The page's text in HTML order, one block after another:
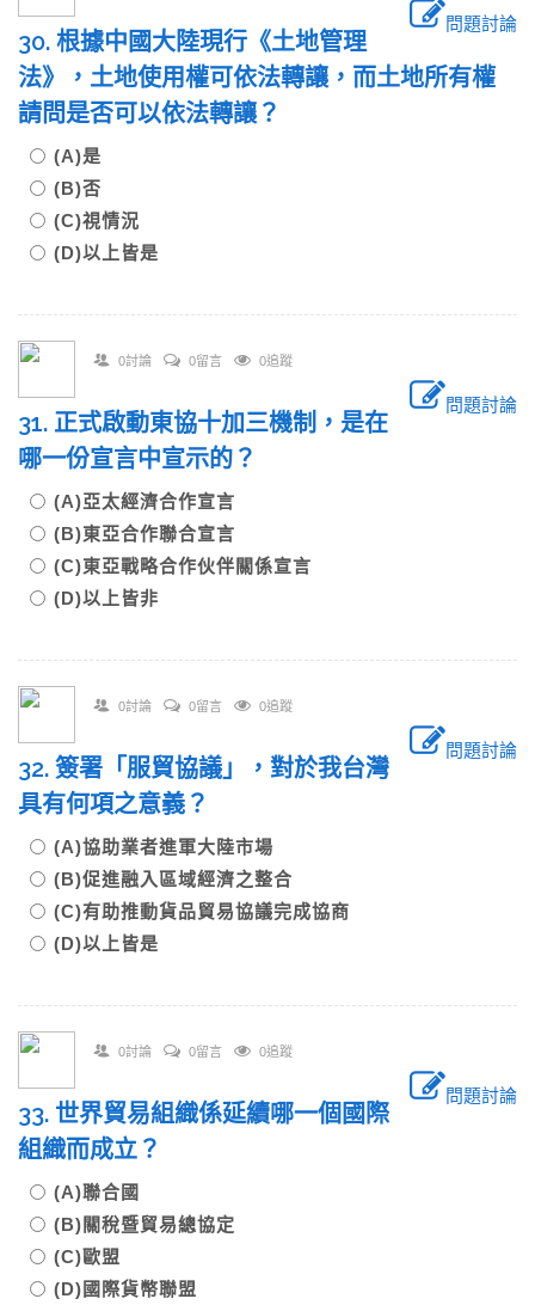
問題討論
30. 根據中國大陸現行《土地管理
法》，土地使用權可依法轉讓，而土地所有權
請問是否可以依法轉讓？
(A)是
(B)否
(C)視情況
(D)以上皆是
0討論 0留言 0追蹤
問題討論
31. 正式啟動東協十加三機制，是在
哪一份宣言中宣示的？
(A)亞太經濟合作宣言
(B)東亞合作聯合宣言
(C)東亞戰略合作伙伴關係宣言
(D)以上皆非
0討論 0留言 0追蹤
問題討論
32. 簽署「服貿協議」，對於我台灣
具有何項之意義？
(A)協助業者進軍大陸市場
(B)促進融入區域經濟之整合
(C)有助推動貨品貿易協議完成協商
(D)以上皆是
0討論 0留言 0追蹤
問題討論
33. 世界貿易組織係延續哪一個國際
組織而成立？
(A)聯合國
(B)關稅暨貿易總協定
(C)歐盟
(D)國際貨幣聯盟